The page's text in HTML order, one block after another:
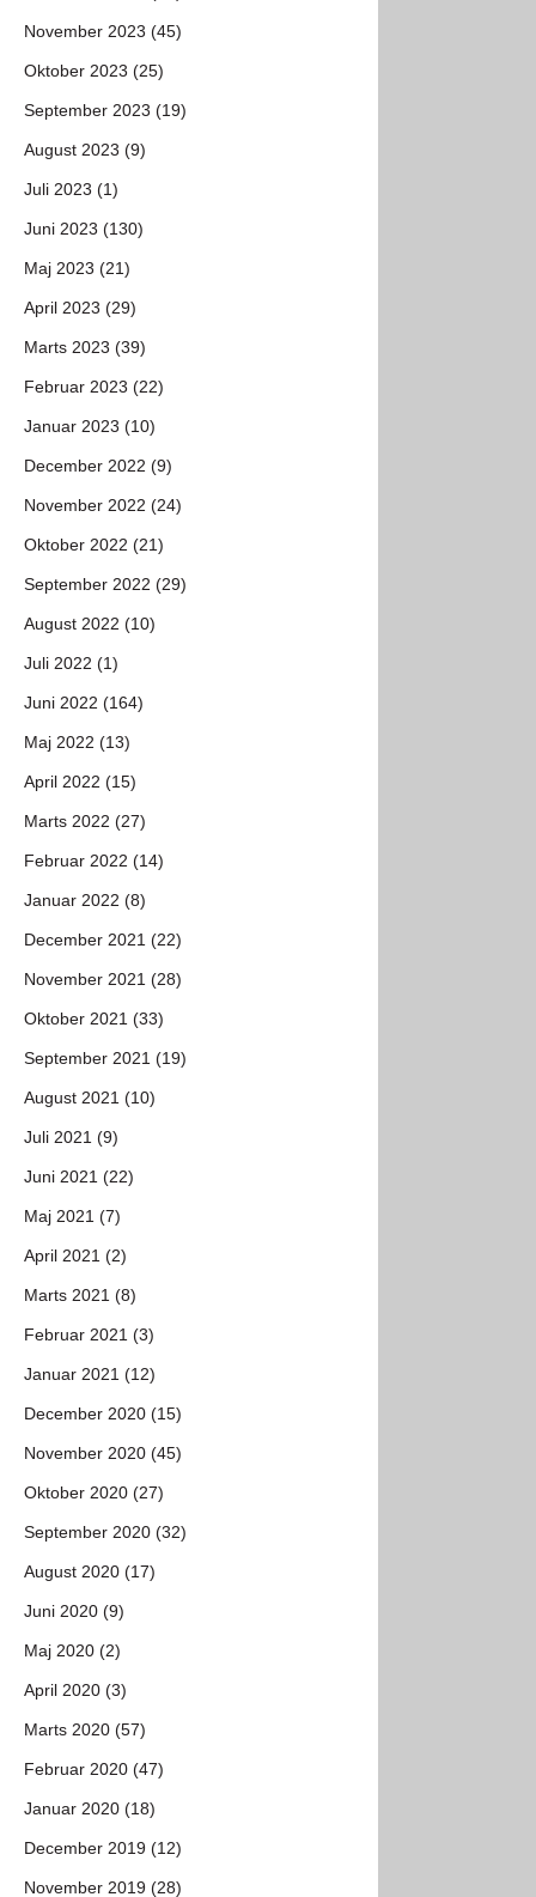
November 2023 (45)
Oktober 2023 (25)
September 2023 (19)
August 2023 (9)
Juli 2023 (1)
Juni 2023 (130)
Maj 2023 (21)
April 2023 (29)
Marts 2023 (39)
Februar 2023 (22)
Januar 2023 (10)
December 2022 (9)
November 2022 (24)
Oktober 2022 (21)
September 2022 (29)
August 2022 (10)
Juli 2022 (1)
Juni 2022 (164)
Maj 2022 (13)
April 2022 (15)
Marts 2022 (27)
Februar 2022 (14)
Januar 2022 (8)
December 2021 (22)
November 2021 (28)
Oktober 2021 (33)
September 2021 (19)
August 2021 (10)
Juli 2021 (9)
Juni 2021 (22)
Maj 2021 (7)
April 2021 (2)
Marts 2021 (8)
Februar 2021 (3)
Januar 2021 (12)
December 2020 (15)
November 2020 (45)
Oktober 2020 (27)
September 2020 (32)
August 2020 (17)
Juni 2020 (9)
Maj 2020 (2)
April 2020 (3)
Marts 2020 (57)
Februar 2020 (47)
Januar 2020 (18)
December 2019 (12)
November 2019 (28)